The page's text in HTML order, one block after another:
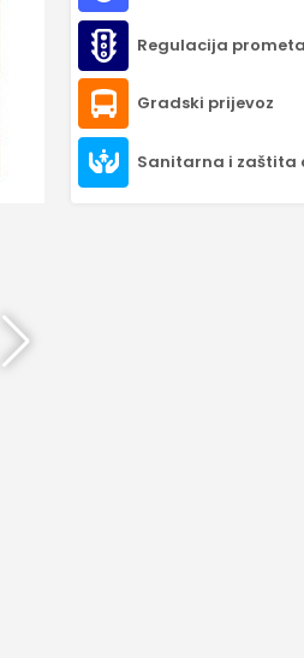
Regulacija prometa
Gradski prijevoz
Sanitarna i zaštita